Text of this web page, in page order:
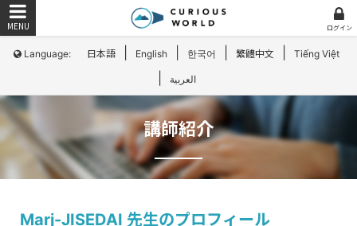
Language: 日本語 English 한국어 繁體中文 Tiếng Việt
العربية
ログイン
講師紹介
Marj-JISEDAI 先生のプロフィール